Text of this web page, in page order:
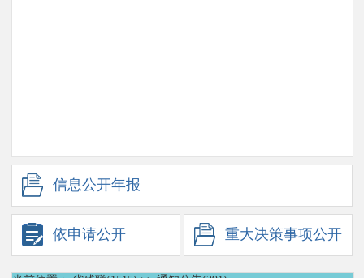
信息公开年报
依申请公开 重大决策事项公开